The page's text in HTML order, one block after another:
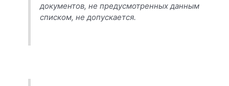
документов, не предусмотренных данным
списком, не допускается.